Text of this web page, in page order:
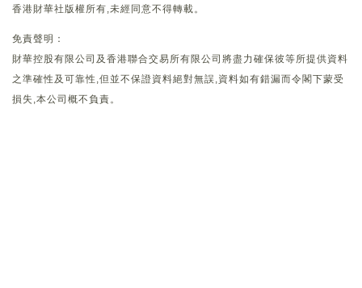
香港財華社版權所有,未經同意不得轉載。
免責聲明：
財華控股有限公司及香港聯合交易所有限公司將盡力確保彼等所提供資料
之準確性及可靠性,但並不保證資料絕對無誤,資料如有錯漏而令閣下蒙受
損失,本公司概不負責。